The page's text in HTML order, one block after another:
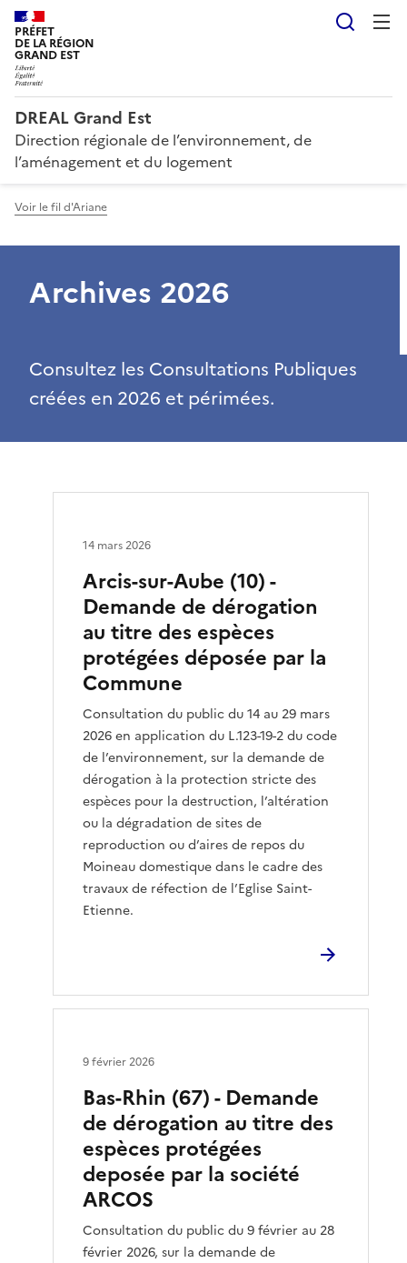
PRÉFET
DE LA RÉGION
GRAND EST
DREAL Grand Est
Direction régionale de l’environnement, de
l’aménagement et du logement
Voir le fil d'Ariane
Archives 2026
Consultez les Consultations Publiques
créées en 2026 et périmées.
Arcis-sur-Aube (10) -
Demande de dérogation
au titre des espèces
protégées déposée par la
Commune
Consultation du public du 14 au 29 mars
2026 en application du L.123-19-2 du code
de l’environnement, sur la demande de
dérogation à la protection stricte des
espèces pour la destruction, l’altération
ou la dégradation de sites de
reproduction ou d’aires de repos du
Moineau domestique dans le cadre des
travaux de réfection de l’Eglise Saint-
Etienne.
14 mars 2026
Bas-Rhin (67) - Demande
de dérogation au titre des
espèces protégées
deposée par la société
ARCOS
Consultation du public du 9 février au 28
février 2026, sur la demande de
9 février 2026